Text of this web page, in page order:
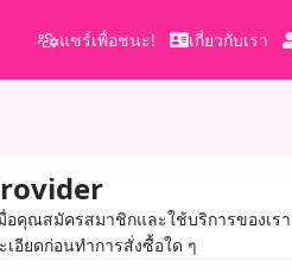
แชร์เพื่อชนะ! เกี่ยวกับเรา
คุณสมัครสมาชิกและใช้บริการของเร
อียดก่อนทำการสั่งซื้อใด ๆ